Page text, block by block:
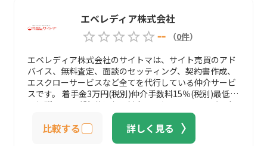
エベレディア株式会社
--
（0件）
エベレディア株式会社のサイトマは、サイト売買のアド
バイス、無料査定、面談のセッティング、契約書作成、
エスクローサービスなど全てを代行している仲介サービ
スです。 着手金3万円(税別)仲介手数料15％(税別)最低成
果報酬30万円(税別)と少々割高のように思えますが、全
て代行可能でサイト売買時のリスクがなく、安心してサ
イト売買を行えるので決して高い金額ではありません。
比較する 詳しく見る